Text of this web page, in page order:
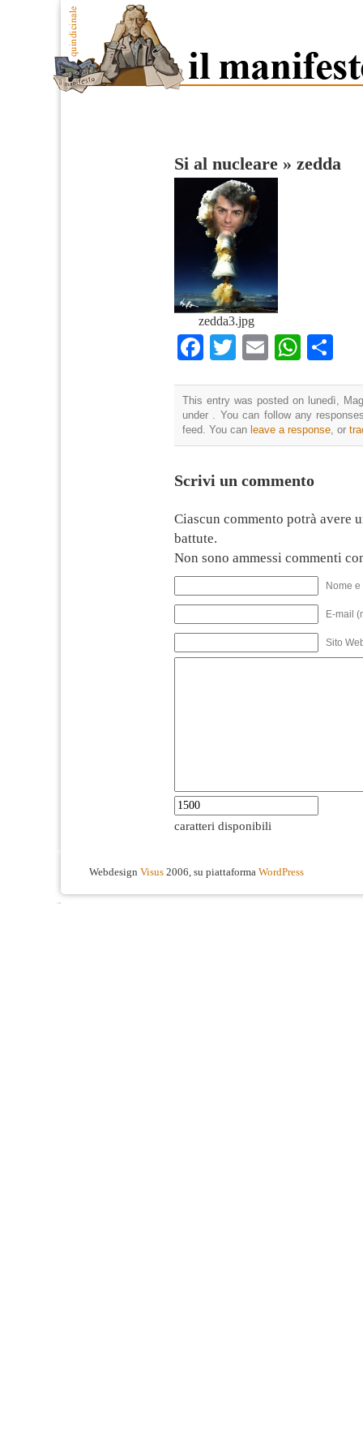
Si al nucleare » zedda
zedda3.jpg
Facebook
Twitter
Email
This entry was posted on lunedì,
under . You can follow any
feed. You can leave a response , or
Scrivi un commento
Ciascun commento potrà avere
battute.
Non sono ammessi commenti
Nome
E-mail
Sito
caratteri disponibili
Webdesign Visus 2006, su piattaforma WordPress